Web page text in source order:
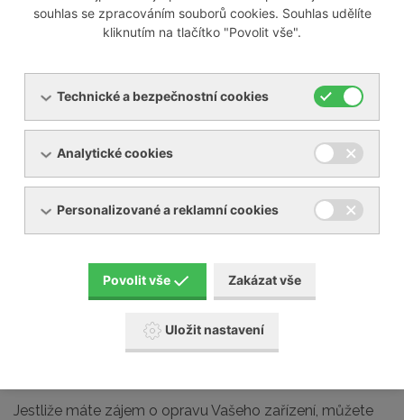
Odborně servisujeme i většinu zařízení jiných výrobců na
trhu, mezi které patří například:
Elmo Rietschle
Nash Elmo
Aerzen
Gardner Denver
Naši servisní technici absolvují pravidelné školení u
výrobců, které na našem území zastupujeme.
Posunujeme tak naši servisní činnost a služby
Jestliže máte zájem o opravu Vašeho zařízení, můžete
souhlas se zpracováním souborů cookies. Souhlas udělíte
kliknutím na tlačítko "Povolit vše".
Technické a bezpečnostní cookies
Analytické cookies
Personalizované a reklamní cookies
Povolit vše Zakázat vše
Uložit nastavení